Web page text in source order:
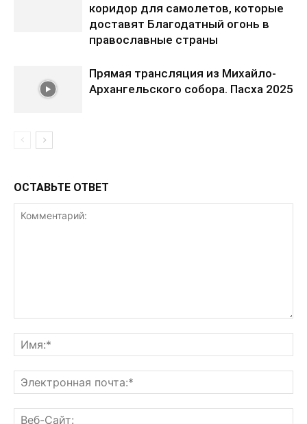
коридор для самолетов, которые
доставят Благодатный огонь в
православные страны
Прямая трансляция из Михайло-
Архангельского собора. Пасха 2025
ОСТАВЬТЕ ОТВЕТ